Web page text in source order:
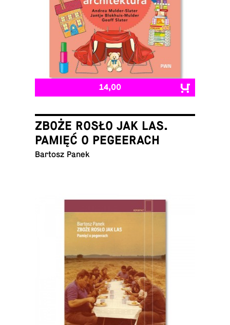
14,00
ZBOŻE ROSŁO JAK LAS.
PAMIĘĆ O PEGEERACH
Bartosz Panek